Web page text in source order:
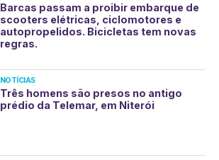
Barcas passam a proibir embarque de
scooters elétricas, ciclomotores e
autopropelidos. Bicicletas tem novas
regras.
NOTÍCIAS
Três homens são presos no antigo
prédio da Telemar, em Niterói